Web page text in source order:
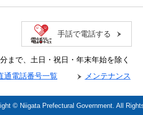
まで、土日・祝日・年末年始を除く
手話で電話する
通電話番号一覧 メンテナンス
© Niigata Prefectural Government. All